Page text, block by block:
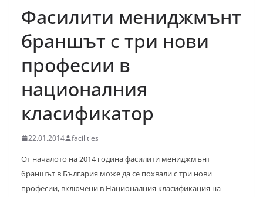
Фасилити мениджмънт
браншът с три нови
професии в
националния
класификатор
22.01.2014 facilities
От началото на 2014 година фасилити мениджмънт
браншът в България може да се похвали с три нови
професии, включени в Националния класификация на